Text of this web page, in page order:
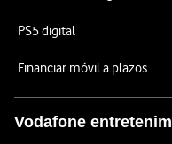
PS5 digital
Financiar móvil a plazos
Vodafone